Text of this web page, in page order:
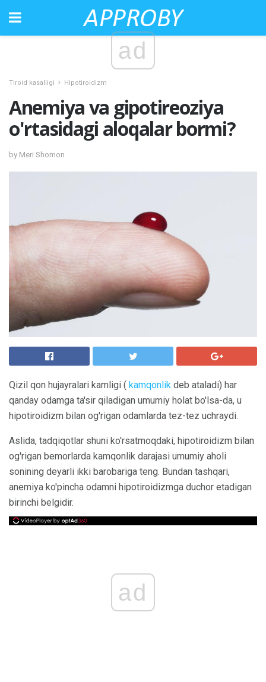
ad
Tiroid kasalligi Hipotiroidizm
Anemiya va gipotireoziya
o'rtasidagi aloqalar bormi?
by Meri Shomon
Qizil qon hujayralari kamligi ( kamqonlik deb ataladi) har
qanday odamga ta'sir qiladigan umumiy holat bo'lsa-da, u
hipotiroidizm bilan og'rigan odamlarda tez-tez uchraydi.
Aslida, tadqiqotlar shuni ko'rsatmoqdaki, hipotiroidizm bilan
og'rigan bemorlarda kamqonlik darajasi umumiy aholi
sonining deyarli ikki barobariga teng. Bundan tashqari,
anemiya ko'pincha odamni hipotiroidizmga duchor etadigan
birinchi belgidir.
ad